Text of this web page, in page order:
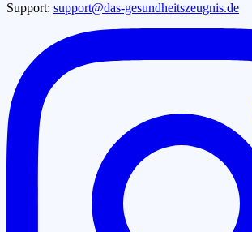
Support: support@das-gesundheitszeugnis.de